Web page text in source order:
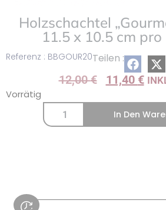
Referenz : BBGOUR20Teilen :
Holzschachtel
11.5 x 10.5 cm
12,00€ 11,40 €
Vorrätig
In Den